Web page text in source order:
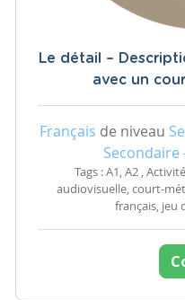
Le détail –
avec un
Français de niveau
Secondaire
Tags : A1, A2 ,
audiovisuelle, court-
français, jeu